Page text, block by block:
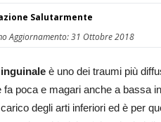
Salutarmente
Aggiornamento: 31 Ottobre 2018
è uno dei traumi più
fa poca e magari anche a bassa
degli arti inferiori ed è per